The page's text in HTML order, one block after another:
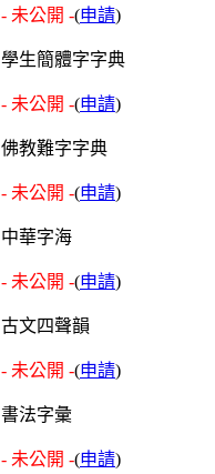
- 未公開 -(申請)
學生簡體字字典
- 未公開 -(申請)
佛教難字字典
- 未公開 -(申請)
中華字海
- 未公開 -(申請)
古文四聲韻
- 未公開 -(申請)
書法字彙
- 未公開 -(申請)